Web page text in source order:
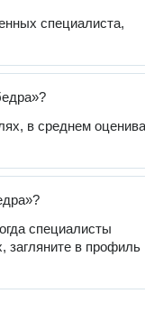
специалиста,
в среднем
специалисты
загляните в профиль